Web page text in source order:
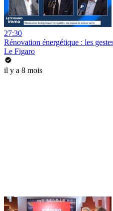
27:30
Rénovation énergétique : les
Le Figaro
il y a 8 mois